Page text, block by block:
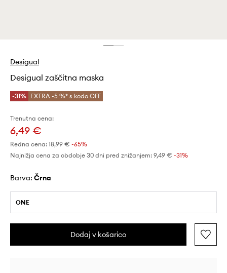
Desigual
Desigual zaščitna maska
-31% EXTRA -5 %* s kodo OFF
Trenutna cena:
6,49 €
Redna cena: 18,99 € -65%
Najnižja cena za obdobje 30 dni pred znižanjem: 9,49 € -31%
Barva: črna
ONE
Dodaj v košarico